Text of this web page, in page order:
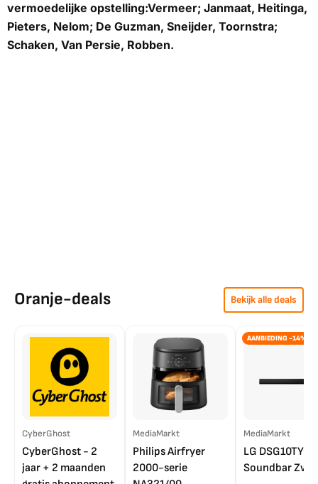
vermoedelijke opstelling:Vermeer; Janmaat, Heitinga,
Pieters, Nelom; De Guzman, Sneijder, Toornstra;
Schaken, Van Persie, Robben.
Oranje-deals Bekijk alle deals
CyberGhost
CyberGhost - 2
jaar + 2 maanden
MediaMarkt
Philips Airfryer
2000-serie
AANBIEDING -14%
MediaMarkt
LG DSG10TY
Soundbar